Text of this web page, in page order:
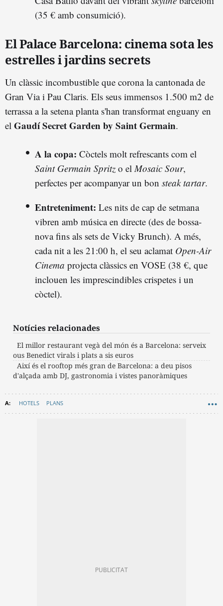
(35 € amb consumició).
El Palace Barcelona: cinema sota les
estrelles i jardins secrets
Un clàssic incombustible que corona la cantonada de
Gran Via i Pau Claris. Els seus immensos 1.500 m2 de
terrassa a la setena planta s'han transformat enguany en
el Gaudí Secret Garden by Saint Germain.
A la copa: Còctels molt refrescants com el
Saint Germain Spritz o el Mosaic Sour,
perfectes per acompanyar un bon steak tartar.
Entreteniment: Les nits de cap de setmana
vibren amb música en directe (des de bossa-
nova fins als sets de Vicky Brunch). A més,
cada nit a les 21:00 h, el seu aclamat Open-Air
Cinema projecta clàssics en VOSE (38 €, que
inclouen les imprescindibles crispetes i un
còctel).
Notícies relacionades
El millor restaurant vegà del món és a Barcelona: serveix
ous Benedict virals i plats a sis euros
Així és el rooftop més gran de Barcelona: a deu pisos
d'alçada amb DJ, gastronomia i vistes panoràmiques
HOTELS PLANS